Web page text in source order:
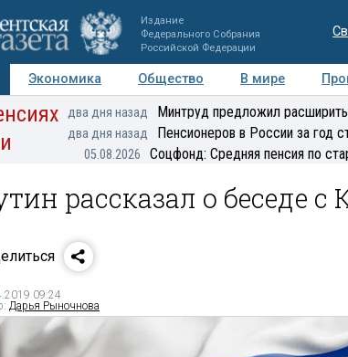
Издание
Федерального Собрания
Российской Федерации
Экономика Общество В мире
Персоны Мнения Регионы
два дня назад Минтруд предложил
два дня назад Пенсионеров в России за год
05.08.2026 Соцфонд: Средняя пенсия по
рассказал о беседе
09:24
Дарья Рыночнова